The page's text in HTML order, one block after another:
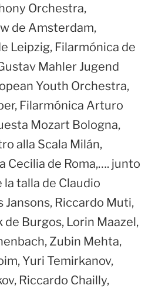
Orchestra,
de Amsterdam,
Leipzig, Filarmónica de
Mahler Jugend
Youth Orchestra,
Filarmónica Arturo
Mozart Bologna,
alla Scala Milán,
Cecilia de Roma,…. junto
talla de Claudio
Jansons, Riccardo Muti,
de Burgos, Lorin Maazel,
Zubin Mehta,
Yuri Temirkanov,
Riccardo Chailly,